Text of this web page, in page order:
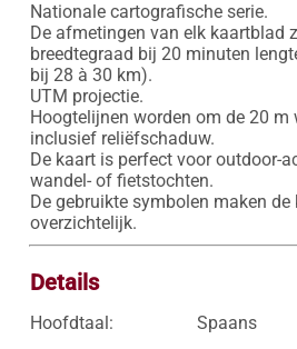
Nationale cartografische serie.
De afmetingen van elk kaartblad
breedtegraad bij 20 minuten
bij 28 à 30 km).
UTM projectie.
Hoogtelijnen worden om de 20 m
inclusief reliëfschaduw.
De kaart is perfect voor outdoor-
wandel- of fietstochten.
De gebruikte symbolen maken de
Details
Hoofdtaal: Spaans